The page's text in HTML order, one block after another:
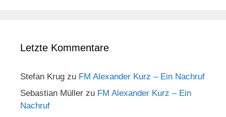
Letzte Kommentare
Stefan Krug zu FM Alexander Kurz – Ein Nachruf
Sebastian Müller zu FM Alexander Kurz – Ein
Nachruf